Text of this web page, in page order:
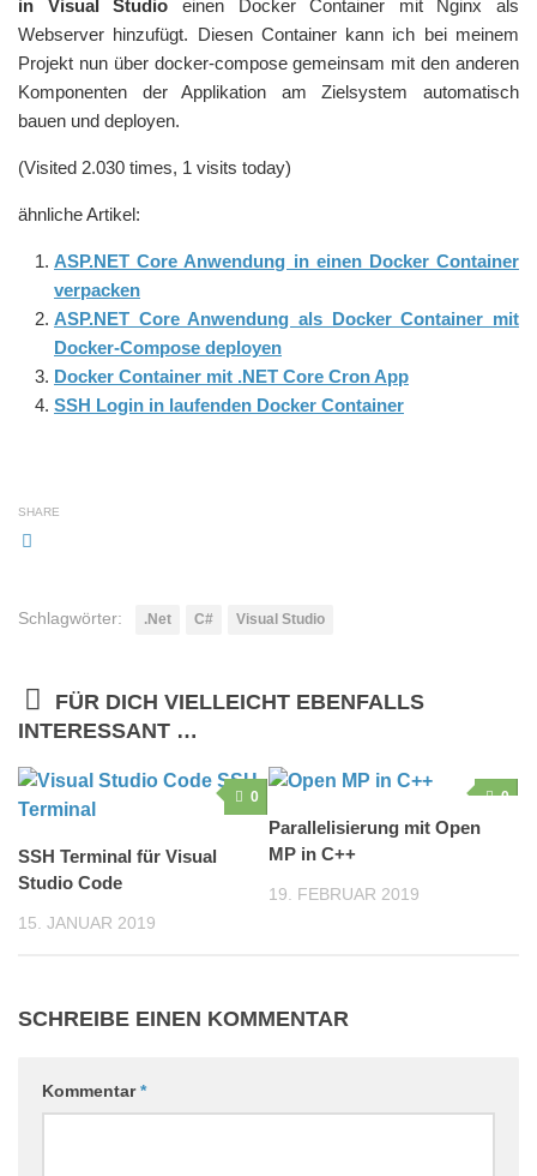
in Visual Studio einen Docker Container mit Nginx als
Webserver hinzufügt. Diesen Container kann ich bei meinem
Projekt nun über docker-compose gemeinsam mit den anderen
Komponenten der Applikation am Zielsystem automatisch
bauen und deployen.
(Visited 2.030 times, 1 visits today)
ähnliche Artikel:
ASP.NET Core Anwendung in einen Docker Container
verpacken
ASP.NET Core Anwendung als Docker Container mit
Docker-Compose deployen
Docker Container mit .NET Core Cron App
SSH Login in laufenden Docker Container
SHARE
Schlagwörter: .Net C# Visual Studio
FÜR DICH VIELLEICHT EBENFALLS
INTERESSANT …
0
SSH Terminal für Visual
Studio Code
15. JANUAR 2019
0
Parallelisierung mit Open
MP in C++
19. FEBRUAR 2019
SCHREIBE EINEN KOMMENTAR
Kommentar*